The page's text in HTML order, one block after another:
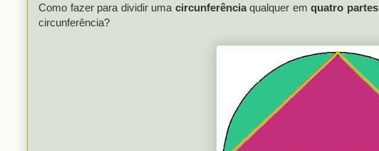
Como fazer para dividir uma circunferênciaqualquer em quatro
circunferência?